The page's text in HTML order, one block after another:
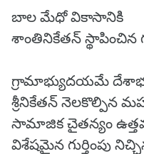
బాల మేధో వికాసానికి
శాంతినికేతన్
గ్రామాభ్యుదయమే
శ్రీనికేతన్ నెలకొల్పిన
సామాజిక చైతన్యం
విశేషమైన గుర్తింపు